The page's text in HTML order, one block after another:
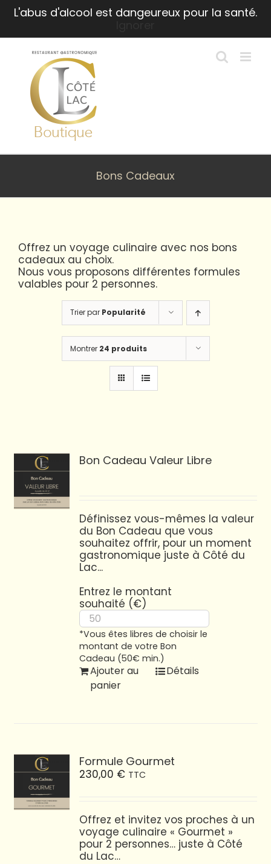
L'abus d'alcool est dangeureux pour la santé.
Passer
Bons Cadeaux
Offrez un voyage culinaire avec nos bons
cadeaux au choix.
Nous vous proposons différentes formules
valables pour 2 personnes.
Trier par Popularité
Montrer 24 produits
Bon Cadeau Valeur Libre
Définissez vous-mêmes la valeur
du Bon Cadeau que vous
souhaitez offrir, pour un moment
gastronomique juste à Côté du
Lac...
Entrez le montant
souhaité (€)
*Vous êtes libres de choisir le
montant de votre Bon
Cadeau (50€ min.)
Ajouter au
panier
Détails
Formule Gourmet
230,00 € TTC
Offrez et invitez vos proches à un
voyage culinaire « Gourmet »
pour 2 personnes… juste à Côté
du Lac…